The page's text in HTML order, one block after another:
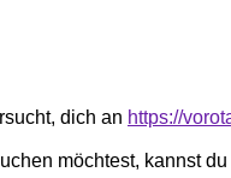
dich an https://
möchtest, kannst du